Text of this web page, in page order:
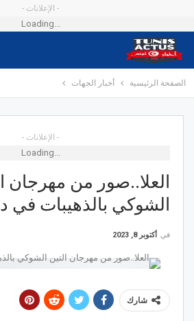
- الإعلانات -
Loading...
الصفحة الرئيسية أخبار الجهات
- الإعلانات -
Loading...
العلا..صور من مهرجان
الشوكي بالذهيبات في
في أكتوبر 8, 2023
شارك